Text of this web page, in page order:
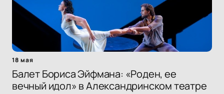
18 мая
Балет Бориса Эйфмана: «Роден, ее
вечный идол» в Александринском театре